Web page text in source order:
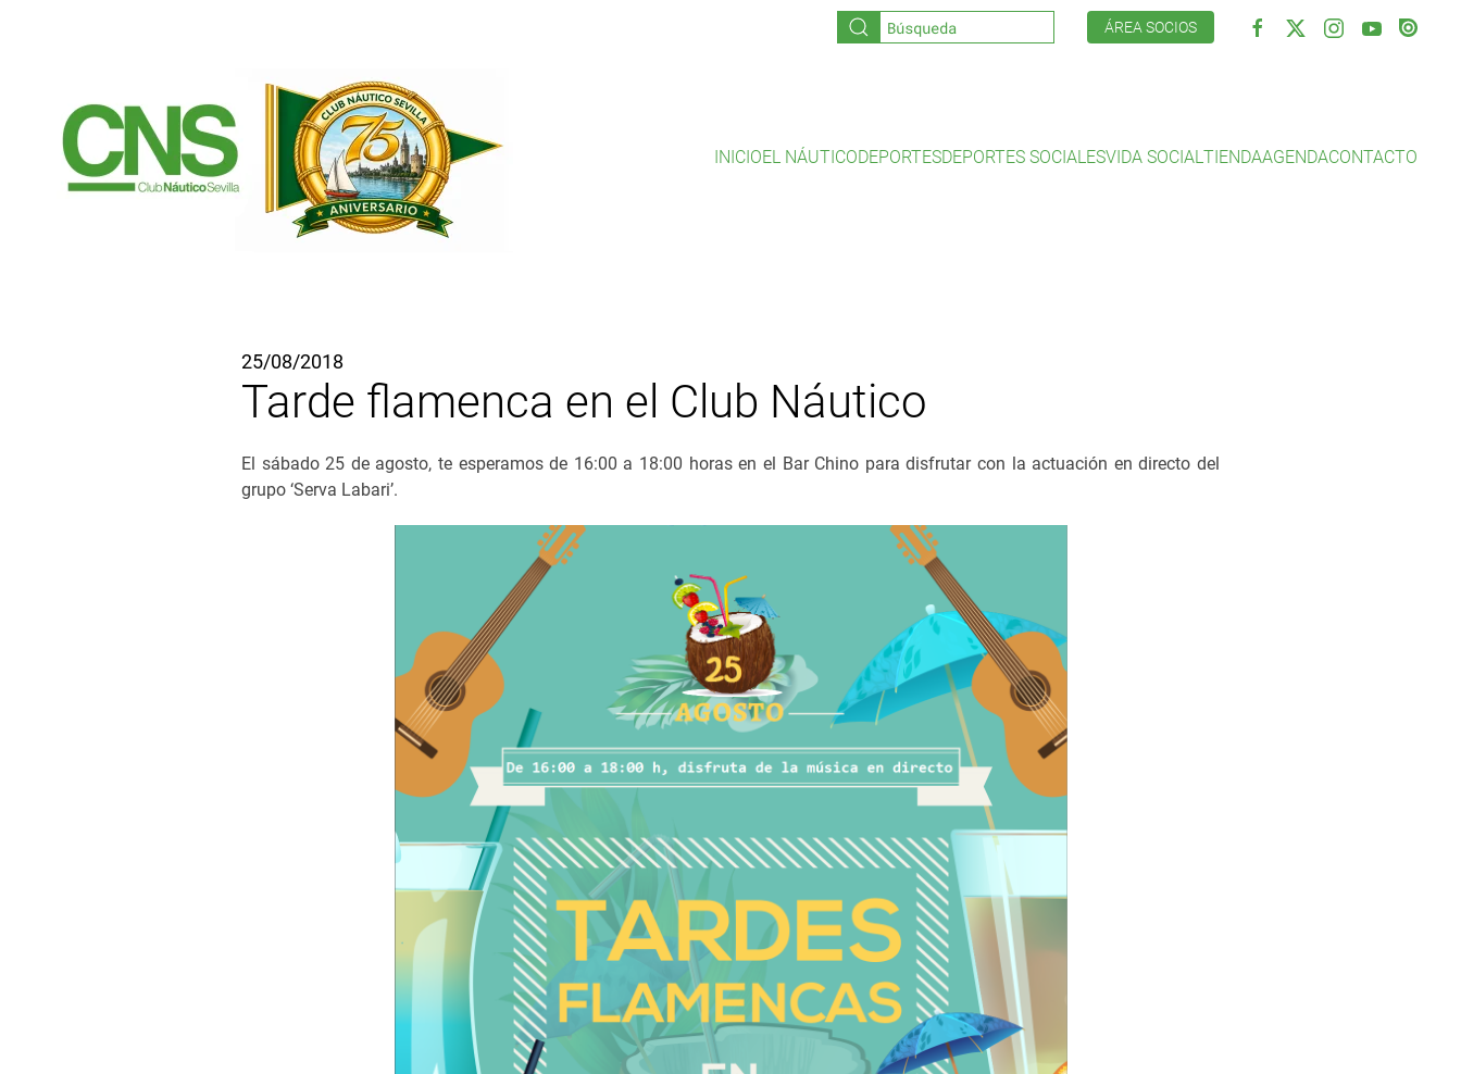
ÁREA SOCIOS
INICIOEL NÁUTICODEPORTESDEPORTES SOCIALESVIDA SOCIALTIENDAAGENDACONTACTO
25/08/2018
Tarde flamenca en el Club Náutico
El sábado 25 de agosto, te esperamos de 16:00 a 18:00 horas en el Bar Chino para disfrutar con la actuación en directo del
grupo ‘Serva Labari’.